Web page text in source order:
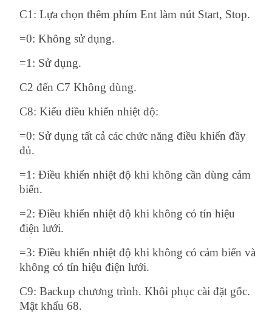
C1: Lựa chọn thêm phím Ent làm nút Start, Stop.
=0: Không sử dụng.
=1: Sử dụng.
C2 đến C7 Không dùng.
C8: Kiểu điều khiển nhiệt độ:
=0: Sử dụng tất cả các chức năng điều khiển đầy
đủ.
=1: Điều khiển nhiệt độ khi không cần dùng cảm
biến.
=2: Điều khiển nhiệt độ khi không có tín hiệu
điện lưới.
=3: Điều khiển nhiệt độ khi không có cảm biến và
không có tín hiệu điện lưới.
C9: Backup chương trình. Khôi phục cài đặt gốc.
Mật khẩu 68.